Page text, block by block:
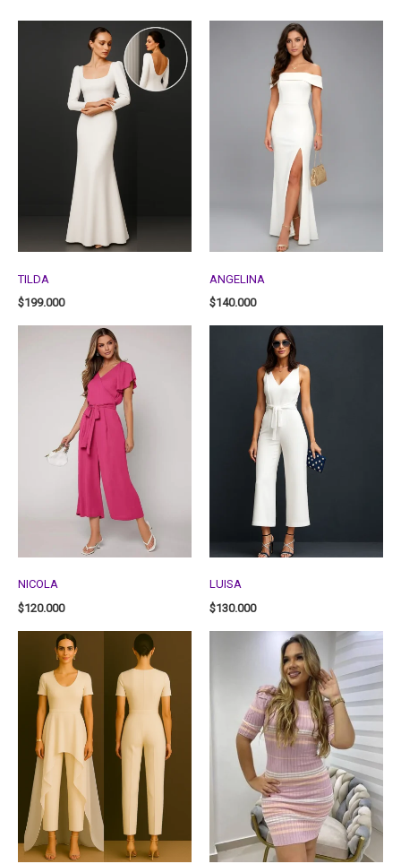
TILDA
$199.000
ANGELINA
$140.000
NICOLA
$120.000
LUISA
$130.000